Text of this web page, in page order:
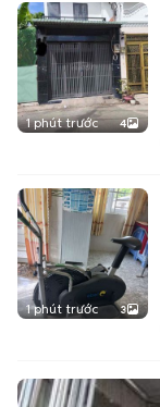
1 phút trước 4
1 phút trước 3